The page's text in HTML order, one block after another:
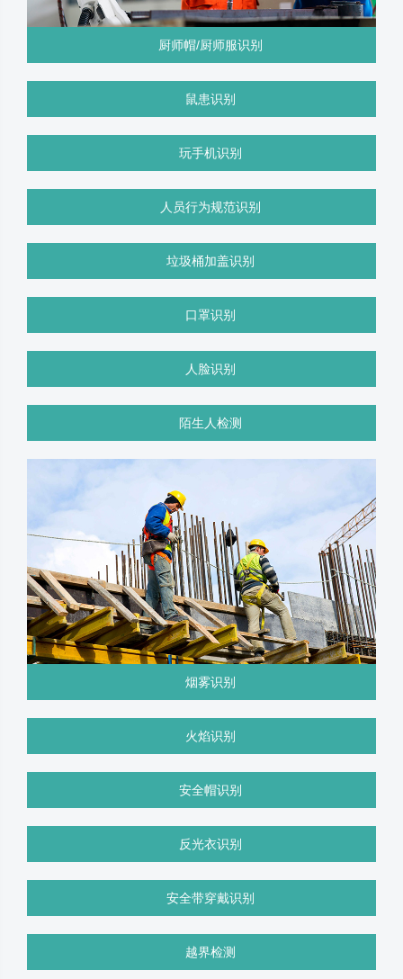
厨师帽/厨师服识别
鼠患识别
玩手机识别
人员行为规范识别
垃圾桶加盖识别
口罩识别
人脸识别
陌生人检测
烟雾识别
火焰识别
安全帽识别
反光衣识别
安全带穿戴识别
越界检测